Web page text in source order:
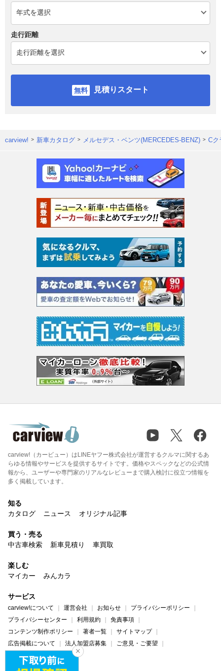
走行距離
見積りスタート
carview! 新車カタログ メルセデス・ベンツ(MERCEDES-BENZ) Cク
carview!（カービュー）はLINEヤフー株式会社が運営するクルマに関するあ
らゆる情報やサービスを提供するサイトです。価格やスペックなどの公式情
報から、ユーザーや専門家のリアルなレビューまで購入検討に役立つ情報を
多く掲載しています。
知る
カタログ
ニュース オリジナル記事
買う・売る
中古車検索
新車見積り 車買取
楽しむ
マイカー
みんカラ
サービス
carview!について 運営会社 お知らせ
プライバシーポリシー
プライバシーセンター
利用規約
免責事項
コンテンツ制作ポリシー
著者一覧
サイトマップ
広告掲載について
法人加盟店募集
ご意見・ご要望
ヘルプ・お問い合わせ